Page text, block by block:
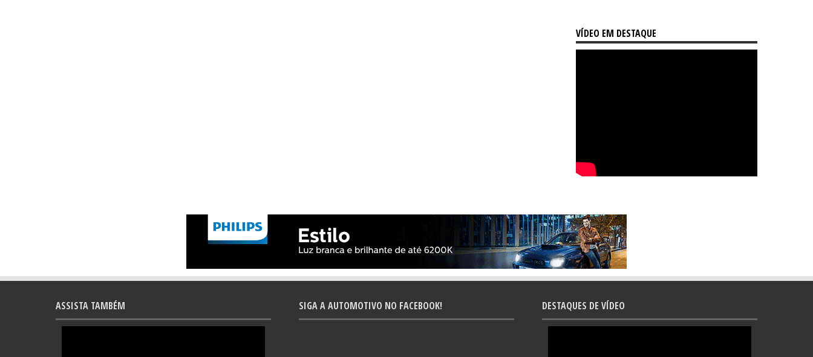
VÍDEO EM DESTAQUE
ASSISTA TAMBÉM SIGA A AUTOMOTIVO NO FACEBOOK! DESTAQUES DE VÍDEO